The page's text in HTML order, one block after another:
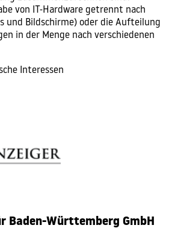
von IT-Hardware getrennt nach
und Bildschirme) oder die Aufteilung
in der Menge nach verschiedenen
Interessen
Baden-Württemberg GmbH